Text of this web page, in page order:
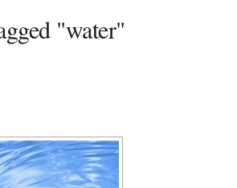
"water"